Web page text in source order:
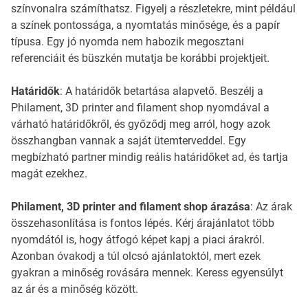
színvonalra számíthatsz. Figyelj a részletekre, mint például
a színek pontossága, a nyomtatás minősége, és a papír
típusa. Egy jó nyomda nem habozik megosztani
referenciáit és büszkén mutatja be korábbi projektjeit.
Határidők: A határidők betartása alapvető. Beszélj a
Philament, 3D printer and filament shop nyomdával a
várható határidőkről, és győződj meg arról, hogy azok
összhangban vannak a saját ütemterveddel. Egy
megbízható partner mindig reális határidőket ad, és tartja
magát ezekhez.
Philament, 3D printer and filament shop árazása: Az árak
összehasonlítása is fontos lépés. Kérj árajánlatot több
nyomdától is, hogy átfogó képet kapj a piaci árakról.
Azonban óvakodj a túl olcsó ajánlatoktól, mert ezek
gyakran a minőség rovására mennek. Keress egyensúlyt
az ár és a minőség között.